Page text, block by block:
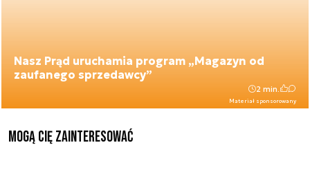
Nasz Prąd uruchamia program „Magazyn od
zaufanego sprzedawcy”
Materiał sponsorowany
2 min.
Mogą Cię zainteresować